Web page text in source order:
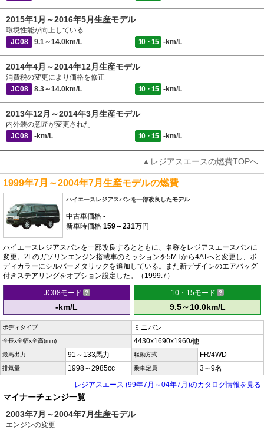
2015年1月～2016年5月生産モデル
環境性能が向上している
JC08
9.1～14.0km/L 10・15 -km/L
2014年4月～2014年12月生産モデル
消費税の変更により価格を修正
JC08
8.3～14.0km/L 10・15 -km/L
2013年12月～2014年3月生産モデル
内外装の意匠が変更された
JC08
-km/L 10・15 -km/L
▲レジアスエースの燃費TOPへ
1999年7月～2004年7月生産モデルの燃費
ハイエースレジアスバンを一部改良したモデル
中古車価格 -
新車時価格 159～231万円
ハイエースレジアスバンを一部改良するとともに、名称をレジアスエースバンに
変更。2Lのガソリンエンジン搭載車のミッションを5MTから4ATへと変更し、ボ
ディカラーにシルバーメタリックを追加している。また新デザインのエアバッグ
付きステアリングをオプション設定した。（1999.7）
JC08モード
-km/L
10・15モード
9.5～10.0km/L
ボディタイプ ミニバン
全長x全幅x全高(mm) 4430x1690x1960/他
最高出力 91～133馬力 駆動方式 FR/4WD
排気量 1998～2985cc 乗車定員
3～9名
レジアスエース (99年7月～04年7月)のカタログ情報を見る
マイナーチェンジ一覧
2003年7月～2004年7月生産モデル
エンジンの変更